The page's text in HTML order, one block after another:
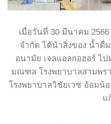
เมื่อวันที่ 30 มีนาคม
จำกัด ได้นำสิ่งของ น้ำดื่
อนามัย เจลแอลกอฮอร์ ไ
มณฑล โรงพยาบาลสามพร
โรงพยาบาลวิชัยเวช อ้อมน้
แ